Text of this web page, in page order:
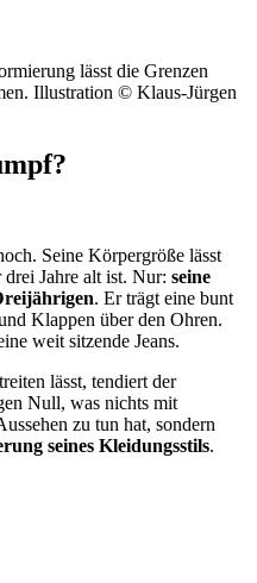
lässt die Grenzen
Illustration © Klaus-Jürgen
Seine Körpergröße lässt
drei Jahre alt ist. Nur: seine
. Er trägt eine bunt
Klappen über den Ohren.
weit sitzende Jeans.
lässt, tendiert der
Null, was nichts mit
zu tun hat, sondern
seines Kleidungsstils.